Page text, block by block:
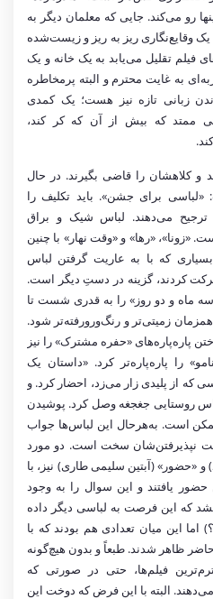
رو می‌کند. جایی که معلمان دیگر به
وقایع‌نگاری ریز به ریز و زیست‌شده
فیلم تقلیل می‌یابد به یک خانه و یک
به غایت محترم و البته پرمخاطره
زبانی تازه نیز هست؛ یک کمدی‌
ممتد که بیش از آن که کر کند،
کنند و کلاهشان را قاضی بگیرند. در حال
برای جشن». باید تکلیف را
می‌دهند. لباس شیک و براق
«زونا»، «رها» و «وقت نهار» با چنین
که با به عاریت گرفتن لباس
کردند، گزینه در دستِ دیگر است.
ماه و دو روز» را به قدری شست تا
زمیتی‌تر و رنگ‌و‌رورفته‌تر شود.
پاره‌پاره‌های «حفره مشترک» را نیز
را پاره‌پاره‌تر کرد. «داستان یک
که از پلیدی زار می‌زد، احضار کرد. و
روستایی جغجغه وصل کرد. پوشیدن
است. به‌هرحال این لباس‌ها جواب
نپذیرفتن‌شان سخت است. دو مورد
و «حضور» (آبتین سلیمی طاری) نیز، با
یافتند و این سوال را به وجود
که این فرصت به لباسی دیگر داده
این میان تعدادی هم بودند که با
ظاهر شدند. طبعاً و بدون هیچ‌گونه
فیلم‌ها، حتی در صورتی که
البته با این فرض که دوخت این